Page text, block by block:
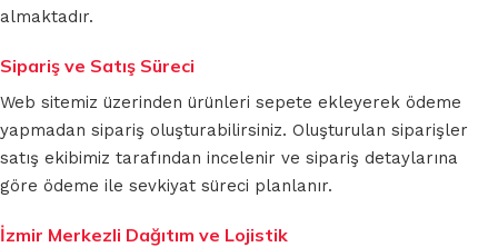
almaktadır.
Sipariş ve Satış Süreci
Web sitemiz üzerinden ürünleri sepete ekleyerek ödeme
yapmadan sipariş oluşturabilirsiniz. Oluşturulan siparişler
satış ekibimiz tarafından incelenir ve sipariş detaylarına
göre ödeme ile sevkiyat süreci planlanır.
İzmir Merkezli Dağıtım ve Lojistik